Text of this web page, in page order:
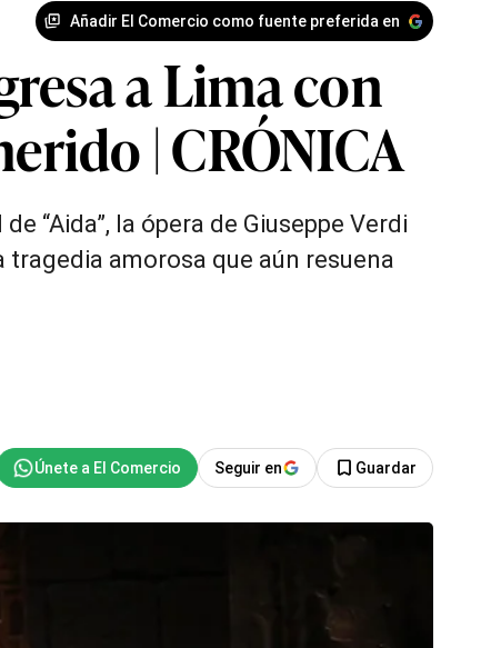
Añadir El Comercio como fuente preferida en
a Lima con
| CRÓNICA
“Aida”, la ópera de Giuseppe Verdi
amorosa que aún resuena
Seguir en Guardar